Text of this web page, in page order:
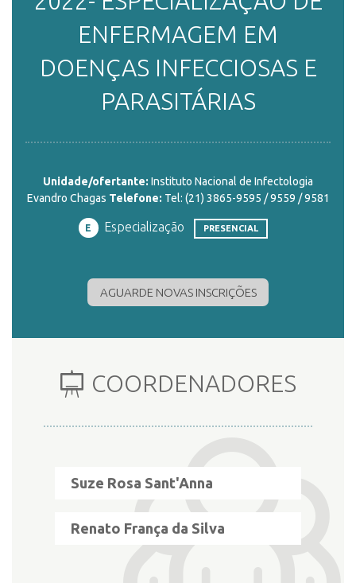
DOCENTES
ENFERMAGEM EM
DOENÇAS INFECCIOSAS E
PARASITÁRIAS
Unidade/ofertante: Instituto Nacional de Infectologia
Evandro Chagas Telefone: Tel: (21) 3865-9595 / 9559 / 9581
E Especialização PRESENCIAL
AGUARDE NOVAS INSCRIÇÕES
COORDENADORES
Suze Rosa Sant'Anna
Renato França da Silva